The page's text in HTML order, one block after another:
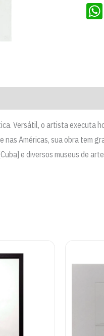
Versátil, o artista executa
Américas, sua obra tem
e diversos museus de